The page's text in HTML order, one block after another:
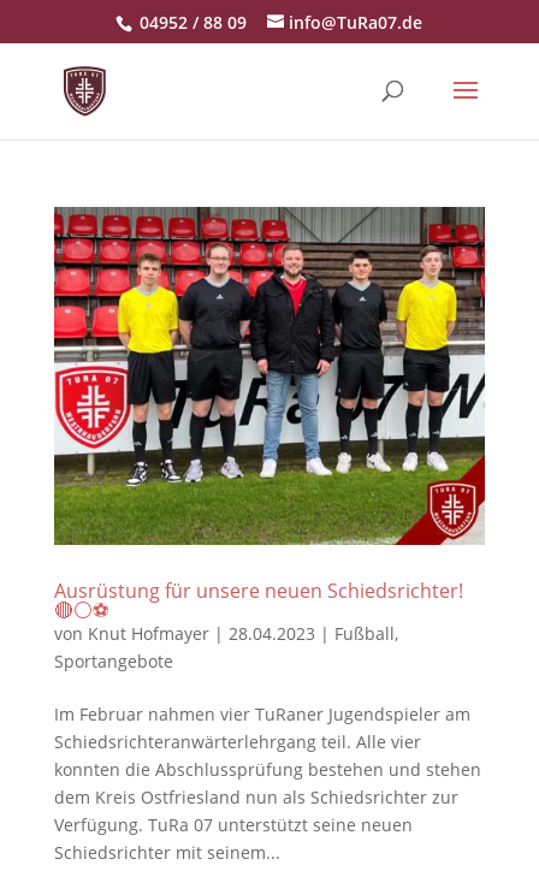
04952 / 88 09 info@TuRa07.de
Ausrüstung für unsere neuen Schiedsrichter!
🔴⚪️⚽️
von Knut Hofmayer| 28.04.2023 | Fußball,
Sportangebote
Im Februar nahmen vier TuRaner Jugendspieler am
Schiedsrichteranwärterlehrgang teil. Alle vier
konnten die Abschlussprüfung bestehen und stehen
dem Kreis Ostfriesland nun als Schiedsrichter zur
Verfügung. TuRa 07 unterstützt seine neuen
Schiedsrichter mit seinem...